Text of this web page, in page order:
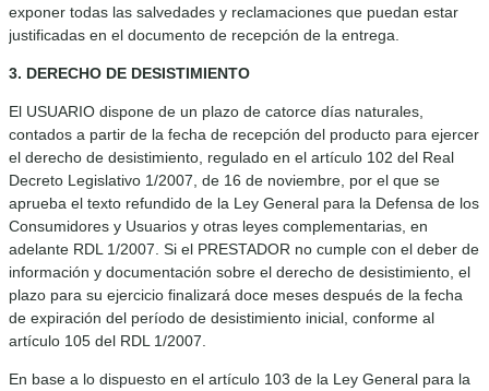
exponer todas las salvedades y reclamaciones que puedan estar
justificadas en el documento de recepción de la entrega.
3. DERECHO DE DESISTIMIENTO
El USUARIO dispone de un plazo de catorce días naturales,
contados a partir de la fecha de recepción del producto para ejercer
el derecho de desistimiento, regulado en el artículo 102 del Real
Decreto Legislativo 1/2007, de 16 de noviembre, por el que se
aprueba el texto refundido de la Ley General para la Defensa de los
Consumidores y Usuarios y otras leyes complementarias, en
adelante RDL 1/2007. Si el PRESTADOR no cumple con el deber de
información y documentación sobre el derecho de desistimiento, el
plazo para su ejercicio finalizará doce meses después de la fecha
de expiración del período de desistimiento inicial, conforme al
artículo 105 del RDL 1/2007.
En base a lo dispuesto en el artículo 103 de la Ley General para la